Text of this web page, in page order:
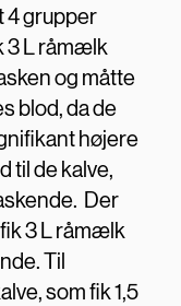
4 grupper
3 L råmælk
og måtte
blod, da de
højere
til de kalve,
Der
3 L råmælk
Til
som fik 1,5